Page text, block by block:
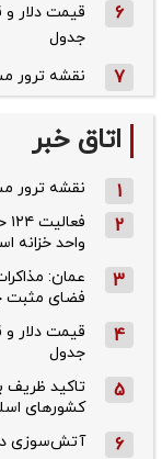
6
جدول
7 نقشه ترور
اتاق خبر
1 نقشه ترور
2
واحد خزانه
3
عمان:
فضای مثبت
4
جدول
5
تاکید ظریف
کشورهای
6 آتش‌سوزی